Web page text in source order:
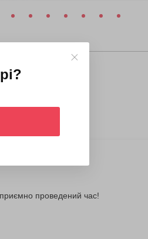
проведений час!
?